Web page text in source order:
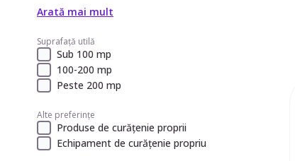
Arată mai mult
Suprafață utilă
Sub 100 mp
100-200 mp
Peste 200 mp
Alte preferințe
Produse de curățenie proprii
Echipament de curățenie propriu